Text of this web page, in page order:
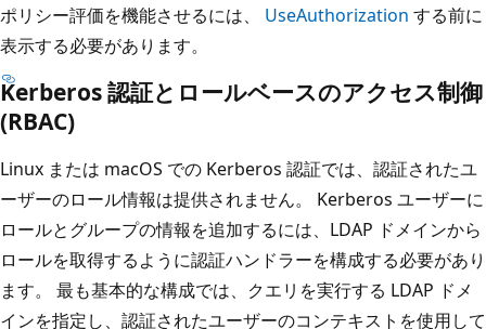
ポリシー評価を機能させるには、 UseAuthorization する前に
表示する必要があります。
Kerberos 認証とロールベースのアクセス制御
(RBAC)
Linux または macOS での Kerberos 認証では、認証されたユ
ーザーのロール情報は提供されません。 Kerberos ユーザーに
ロールとグループの情報を追加するには、LDAP ドメインから
ロールを取得するように認証ハンドラーを構成する必要があり
ます。 最も基本的な構成では、クエリを実行する LDAP ドメ
インを指定し、認証されたユーザーのコンテキストを使用して